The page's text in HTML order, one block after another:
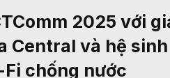
2025 với
Central và hệ
chống nước